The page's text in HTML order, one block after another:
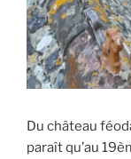
Du château
paraît qu’au